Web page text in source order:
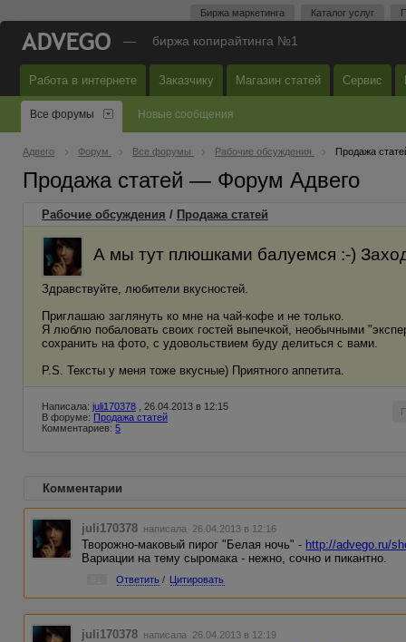
Биржа маркетинга Каталог услуг
— биржа копирайтинга №1
Работа в интернете Заказчику Магазин статей Сервис
Все форумы Новые сообщения
Адвего Форум Все форумы Рабочие обсуждения Продажа
Продажа статей — Форум Адвего
Рабочие обсуждения / Продажа статей
А мы тут плюшками балуемся :-)
Здравствуйте, любители вкусностей.
Приглашаю заглянуть ко мне на чай-кофе и не только.
Я люблю побаловать своих гостей выпечкой, необычными
сохранить на фото, с удовольствием буду делиться с вами.
P.S. Тексты у меня тоже вкусные) Приятного аппетита.
Написала: juli170378 , 26.04.2013 в 12:15
В форуме: Продажа статей
Комментариев: 5
Комментарии
juli170378 написала 26.04.2013 в 12:16
Творожно-маковый пирог "Белая ночь" - http://advego.ru/
Вариации на тему сыромака - нежно, сочно и пикантно.
Ответить / Цитировать
juli170378 написала 26.04.2013 в 12:19